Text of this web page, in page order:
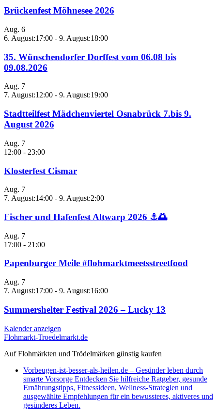
Brückenfest Möhnesee 2026
Aug. 6
6. August:17:00 - 9. August:18:00
35. Wünschendorfer Dorffest vom 06.08 bis
09.08.2026
Aug. 7
7. August:12:00 - 9. August:19:00
Stadtteilfest Mädchenviertel Osnabrück 7.bis 9.
August 2026
Aug. 7
12:00 - 23:00
Klosterfest Cismar
Aug. 7
7. August:14:00 - 9. August:2:00
Fischer und Hafenfest Altwarp 2026 ⚓🌅
Aug. 7
17:00 - 21:00
Papenburger Meile #flohmarktmeetsstreetfood
Aug. 7
7. August:17:00 - 9. August:16:00
Summershelter Festival 2026 – Lucky 13
Kalender anzeigen
Flohmarkt-Troedelmarkt.de
Auf Flohmärkten und Trödelmärken günstig kaufen
Vorbeugen-ist-besser-als-heilen.de – Gesünder leben durch
smarte Vorsorge Entdecken Sie hilfreiche Ratgeber, gesunde
Ernährungstipps, Fitnessideen, Wellness-Strategien und
ausgewählte Empfehlungen für ein bewussteres, aktiveres und
gesünderes Leben.